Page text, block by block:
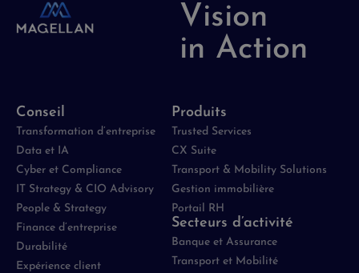
Vision
in Action
Conseil
Transformation d’entreprise
Data et IA
Cyber et Compliance
IT Strategy & CIO Advisory
People & Strategy
Finance d’entreprise
Durabilité
Expérience client
Produits
Trusted Services
CX Suite
Transport & Mobility Solutions
Gestion immobilière
Portail RH
Secteurs d’activité
Banque et Assurance
Transport et Mobilité